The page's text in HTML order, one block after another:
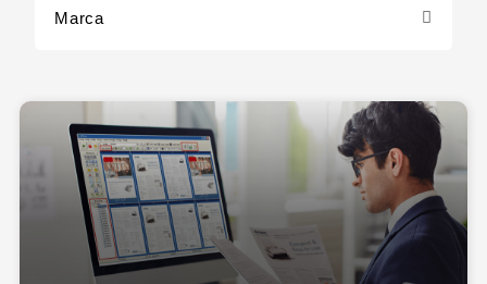
Marca